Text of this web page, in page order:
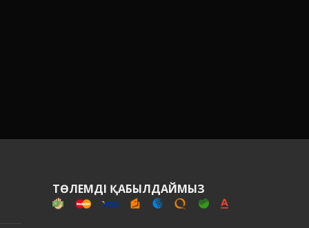
ТӨЛЕМДІ ҚАБЫЛДАЙМЫЗ